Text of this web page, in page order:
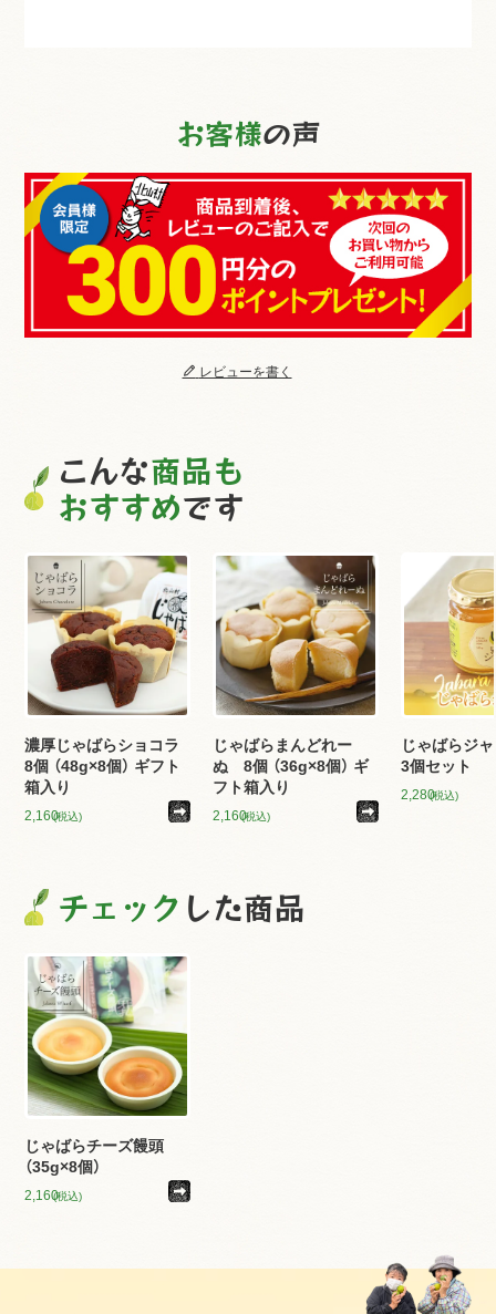
お客様の声
レビューを書く
こんな商品も
おすすめです
濃厚じゃばらショコラ
8個 （48g×8個） ギフト
箱入り
2,160(税込)
じゃばらまんどれー
ぬ 8個 （36g×8個） ギ
フト箱入り
2,160(税込)
じゃばらジ
3個セット
2,280(税込)
チェック した商品
じゃばらチーズ饅頭
（35g×8個）
2,160(税込)